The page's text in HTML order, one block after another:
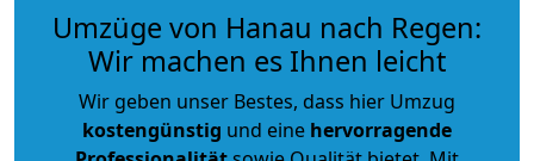
Umzüge von Hanau nach Regen:
Wir machen es Ihnen leicht
Wir geben unser Bestes, dass hier Umzug
kostengünstig und eine hervorragende